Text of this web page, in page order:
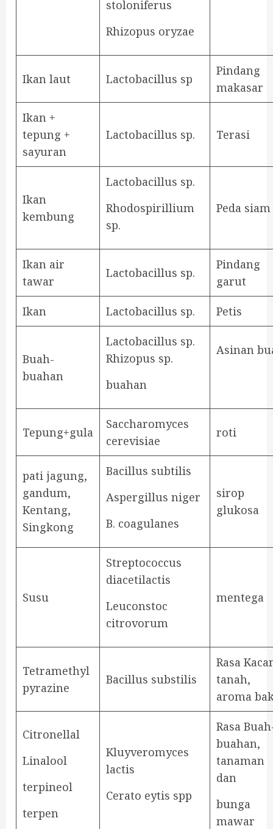
stoloniferus
Rhizopus oryzae
Ikan laut Lactobacillus sp
Pindang
makasar
Ikan +
tepung +
sayuran
Lactobacillus sp. Terasi
Ikan
kembung
Lactobacillus sp.
Rhodospirillium
sp.
Peda siam
Ikan air
tawar
Lactobacillus sp.
Pindang
garut
Ikan Lactobacillus sp. Petis
Buah-
buahan
Lactobacillus sp.
Rhizopus sp.
buahan
Asinan
Tepung+gula
Saccharomyces
cerevisiae
roti
pati jagung,
gandum,
Kentang,
Singkong
Bacillus subtilis
Aspergillus niger
B. coagulanes
sirop
glukosa
Susu
Streptococcus
diacetilactis
Leuconstoc
citrovorum
mentega
Tetramethyl
pyrazine
Bacillus substilis
Rasa
tanah,
aroma
Citronellal
Linalool
terpineol
terpen
Kluyveromyces
lactis
Cerato eytis spp
Rasa
buahan,
tanaman
dan
bunga
mawar